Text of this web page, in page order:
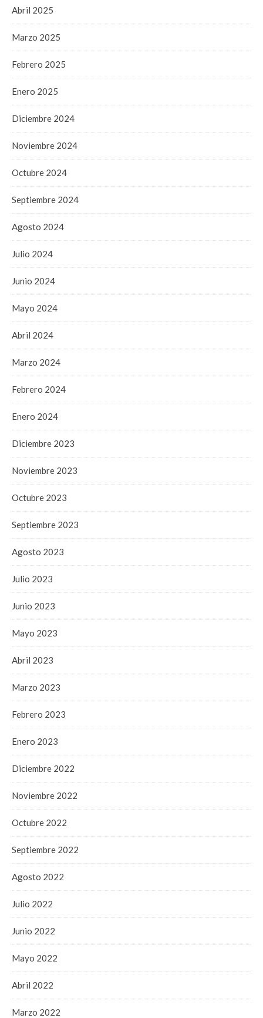
Abril 2025
Marzo 2025
Febrero 2025
Enero 2025
Diciembre 2024
Noviembre 2024
Octubre 2024
Septiembre 2024
Agosto 2024
Julio 2024
Junio 2024
Mayo 2024
Abril 2024
Marzo 2024
Febrero 2024
Enero 2024
Diciembre 2023
Noviembre 2023
Octubre 2023
Septiembre 2023
Agosto 2023
Julio 2023
Junio 2023
Mayo 2023
Abril 2023
Marzo 2023
Febrero 2023
Enero 2023
Diciembre 2022
Noviembre 2022
Octubre 2022
Septiembre 2022
Agosto 2022
Julio 2022
Junio 2022
Mayo 2022
Abril 2022
Marzo 2022